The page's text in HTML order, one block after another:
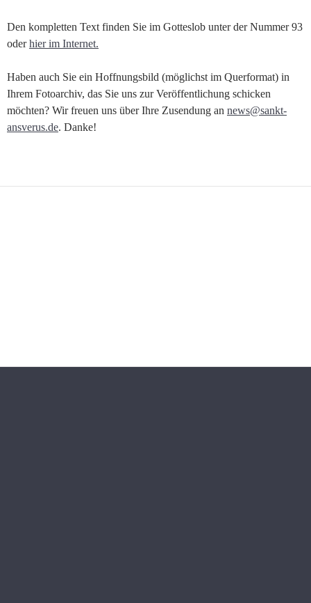
Den kompletten Text finden Sie im Gotteslob unter der Nummer 93
oderhier im Internet.
Haben auch Sie ein Hoffnungsbild (möglichst im Querformat) in
Ihrem Fotoarchiv, das Sie uns zur Veröffentlichung schicken
möchten? Wir freuen uns über Ihre Zusendung an news@sankt-
ansverus.de. Danke!